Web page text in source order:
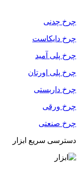
چرخ چدنی
چرخ دایکاست
چرخ پلی آمید
چرخ پلی اورتان
چرخ داربستی
چرخ ورقی
چرخ صنعتی
دسترسی سریع ابزار